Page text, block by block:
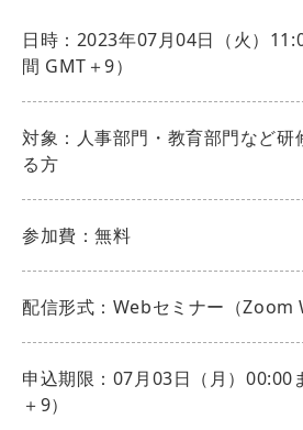
日時：2023年07月04日（火）
間 GMT＋9）
対象：人事部門・教育部門など研
る方
参加費：無料
配信形式：Webセミナー（Zoom
申込期限：07月03日（月）00:00
＋9）